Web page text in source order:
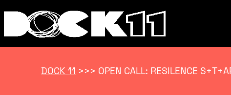
DOCK 11 >>> OPEN CALL: RESILENCE